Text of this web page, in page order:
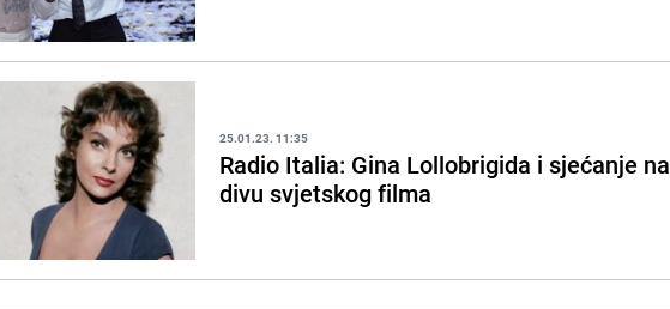
25.01.23. 11:35
Radio Italia: Gina Lollobrigida i sjećanje na
divu svjetskog filma